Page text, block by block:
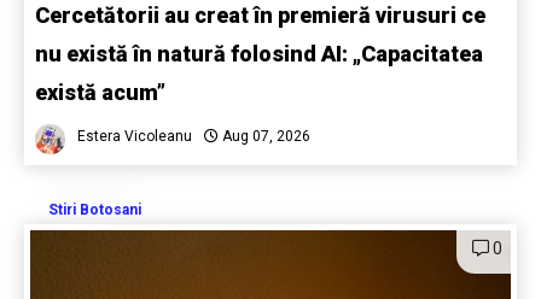
Cercetătorii au creat în premieră virusuri ce
nu există în natură folosind AI: „Capacitatea
există acum”
Estera Vicoleanu Aug 07, 2026
Stiri Botosani
0